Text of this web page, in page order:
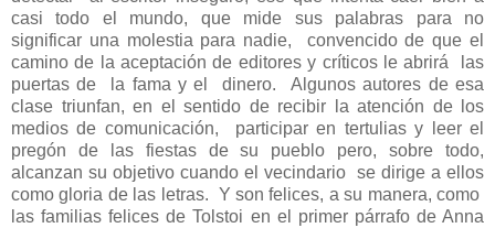
casi todo el mundo, que mide sus palabras para no
significar una molestia para nadie,
convencido de que el
camino de la aceptación de editores y críticos le abrirá
las
puertas de
la fama y el dinero.
Algunos autores de esa
clase triunfan, en el sentido de recibir la atención de los
medios de comunicación,
participar en tertulias y leer el
pregón de las fiestas de su pueblo pero, sobre todo,
alcanzan su objetivo cuando el vecindario se dirige a ellos
como gloria de las letras. Y son felices, a su manera, como
las familias felices de Tolstoi en el primer párrafo de Anna